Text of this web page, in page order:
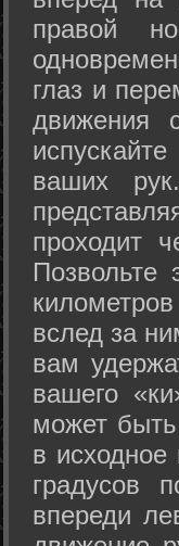
правой
глаз и
движения
ваших
проходит
Позвольте
вслед за
вам
вашего
может
в исходное
градусов
впереди